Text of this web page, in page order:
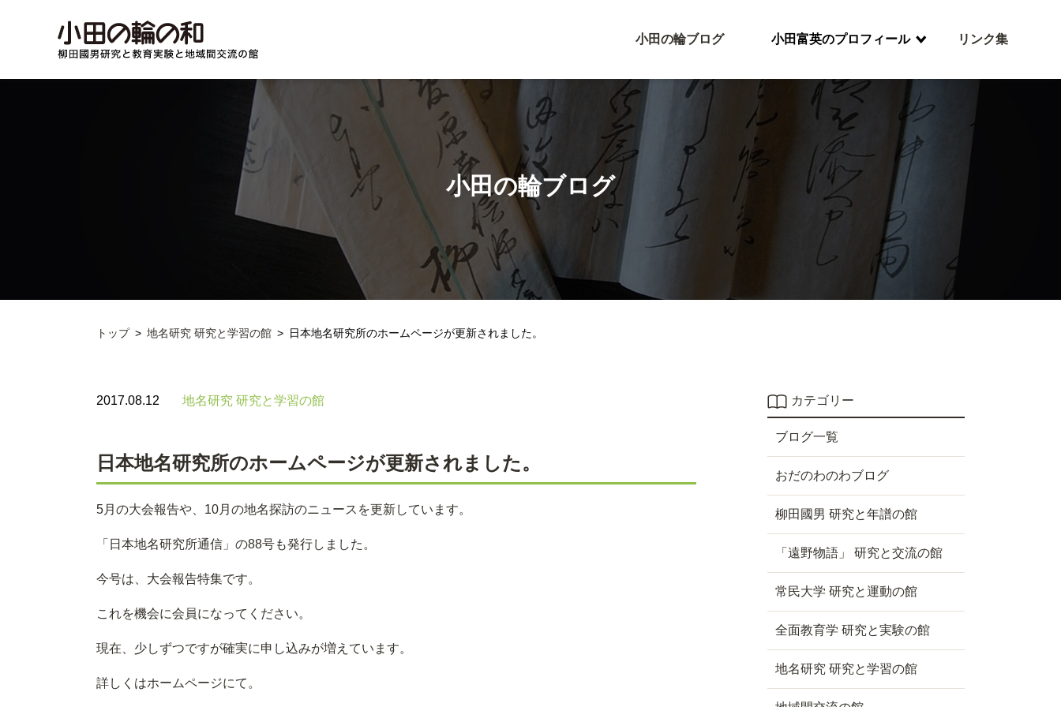
小田の輪ブログ 小田富英のプロフィール リンク集
小田の輪ブログ
トップ 地名研究 研究と学習の館 日本地名研究所のホームページが更新されました。
2017.08.12 地名研究 研究と学習の館
日本地名研究所のホームページが更新されました。
5月の大会報告や、10月の地名探訪のニュースを更新しています。
「日本地名研究所通信」の88号も発行しました。
今号は、大会報告特集です。
これを機会に会員になってください。
現在、少しずつですが確実に申し込みが増えています。
詳しくはホームページにて。
カテゴリー
ブログ一覧
おだのわのわブログ
柳田國男 研究と年譜の館
「遠野物語」 研究と交流の館
常民大学 研究と運動の館
全面教育学 研究と実験の館
地名研究 研究と学習の館